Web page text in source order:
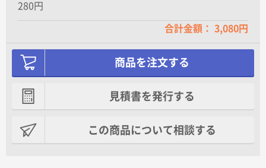
280円
合計金額： 3,080円
商品を注文する
見積書を発行する
この商品について相談する